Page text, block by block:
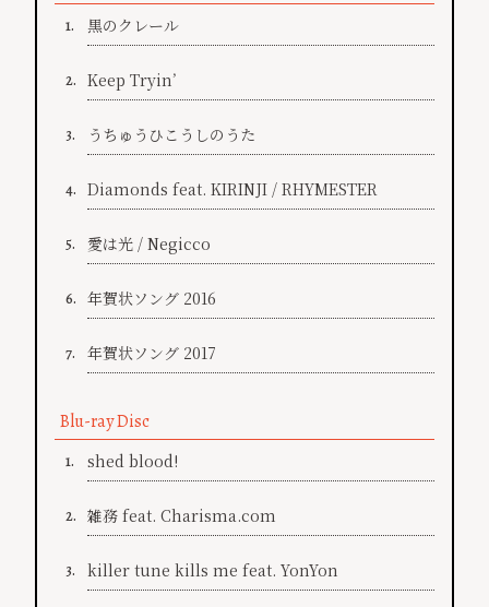
1. 黒のクレール
2. Keep Tryin’
3. うちゅうひこうしのうた
4. Diamonds feat. KIRINJI / RHYMESTER
5. 愛は光 / Negicco
6. 年賀状ソング 2016
7. 年賀状ソング 2017
Blu-ray Disc
1. shed blood!
2. 雑務 feat. Charisma.com
3. killer tune kills me feat. YonYon